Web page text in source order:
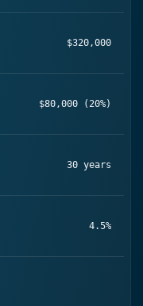
$320,000
$80,000 (20%)
30 years
4.5%